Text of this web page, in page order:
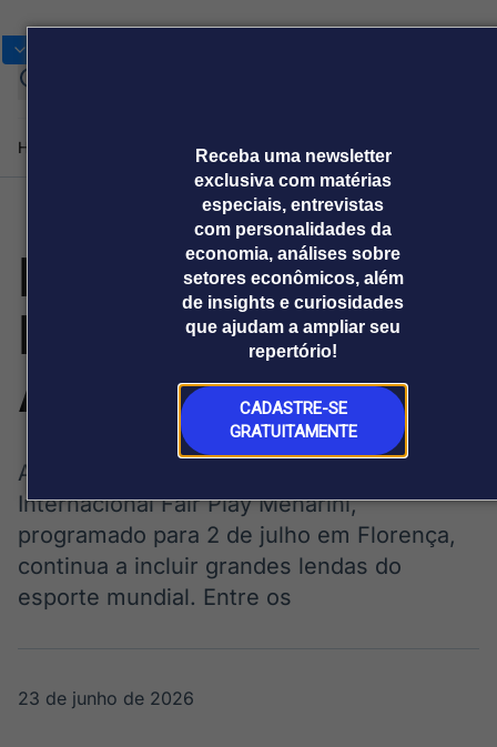
Receba uma newsletter
exclusiva com matérias
especiais, entrevistas
com personalidades da
economia, análises sobre
setores econômicos, além
de insights e curiosidades
que ajudam a ampliar seu
repertório!
CADASTRE-SE
GRATUITAMENTE
Home Produtos e soluções Blog
Broadcast+
O mercado
financeiro em
Broadcast
agronegócio
Soluções de Dados
OTC
Plataforma para
negociação de
ativos
Datafeed
APIs para
integração de
conteúdos e
Releases Broadcast
Prêmio Broadcast
Empresas
Releases
Fair Play Menarini
International
Award
A lista de vencedores do 30º Prêmio
Internacional Fair Play Menarini,
programado para 2 de julho em Florença,
continua a incluir grandes lendas do
esporte mundial. Entre os
23 de junho de 2026